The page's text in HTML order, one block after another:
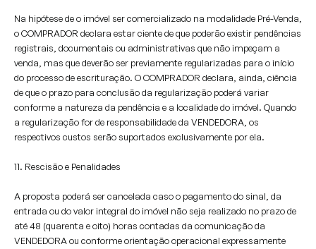
Na hipótese de o imóvel ser comercializado na modalidade Pré-Venda,
o COMPRADOR declara estar ciente de que poderão existir pendências
registrais, documentais ou administrativas que não impeçam a
venda, mas que deverão ser previamente regularizadas para o início
do processo de escrituração. O COMPRADOR declara, ainda, ciência
de que o prazo para conclusão da regularização poderá variar
conforme a natureza da pendência e a localidade do imóvel. Quando
a regularização for de responsabilidade da VENDEDORA, os
respectivos custos serão suportados exclusivamente por ela.
11. Rescisão e Penalidades
A proposta poderá ser cancelada caso o pagamento do sinal, da
entrada ou do valor integral do imóvel não seja realizado no prazo de
até 48 (quarenta e oito) horas contadas da comunicação da
VENDEDORA ou conforme orientação operacional expressamente